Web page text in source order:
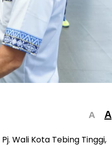
A A
Pj. Wali Kota Tebing Tinggi,